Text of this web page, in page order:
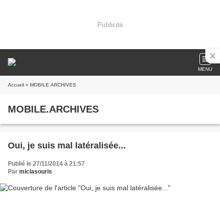
Publicité
MENU
Accueil » MOBILE.ARCHIVES
MOBILE.ARCHIVES
Oui, je suis mal latéralisée...
Publié le 27/11/2014 à 21:57
Par miclasouris